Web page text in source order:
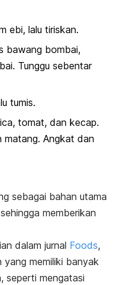
ebi, lalu tiriskan.
bawang bombai,
Tunggu sebentar
tumis.
tomat, dan kecap.
matang. Angkat dan
sebagai bahan utama
memberikan
dalam jurnal Foods,
yang memiliki banyak
seperti mengatasi